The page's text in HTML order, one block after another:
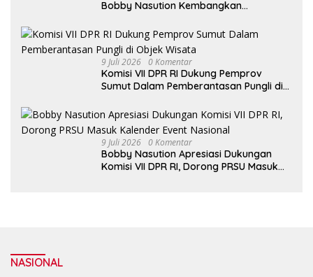
Bobby Nasution Kembangkan
9 Juli 2026 0 Komentar
Komisi VII DPR RI Dukung Pemprov
Sumut Dalam Pemberantasan Pungli di
9 Juli 2026 0 Komentar
Bobby Nasution Apresiasi Dukungan
Komisi VII DPR RI, Dorong PRSU Masuk
NASIONAL